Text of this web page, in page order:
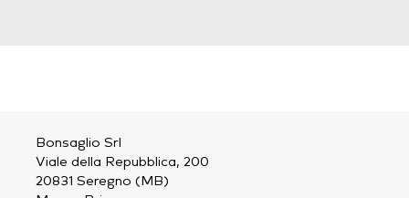
Bonsaglio Srl
Viale della Repubblica, 200
20831 Seregno (MB)